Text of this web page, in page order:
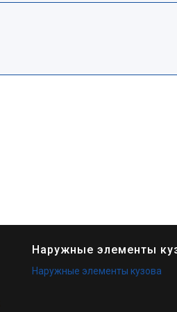
Наружные элементы
Наружные элементы кузова